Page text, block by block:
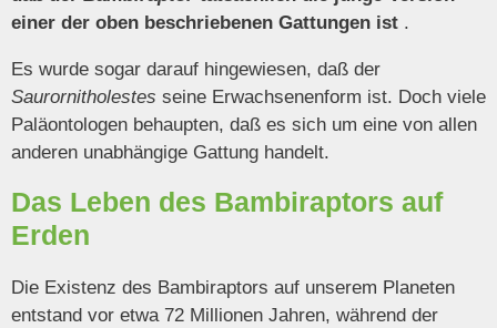
einer der oben beschriebenen Gattungen ist .
Es wurde sogar darauf hingewiesen, daß der
Saurornitholestes seine Erwachsenenform ist. Doch viele
Paläontologen behaupten, daß es sich um eine von allen
anderen unabhängige Gattung handelt.
Das Leben des Bambiraptors auf
Erden
Die Existenz des Bambiraptors auf unserem Planeten
entstand vor etwa 72 Millionen Jahren, während der